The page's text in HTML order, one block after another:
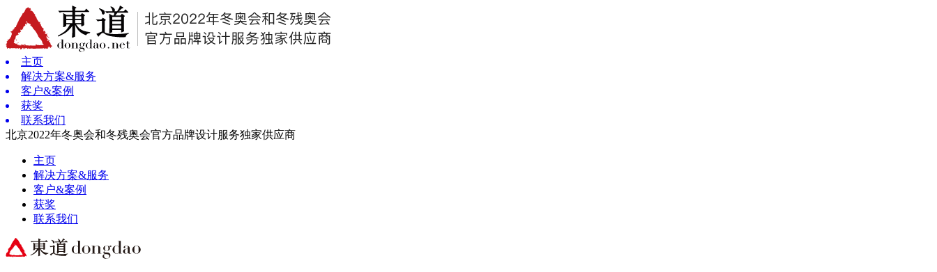
主页
解决方案&服务
客户&案例
获奖
联系我们
北京2022年冬奥会和冬残奥会官方品牌设计服务独家供应商
主页
解决方案&服务
客户&案例
获奖
联系我们